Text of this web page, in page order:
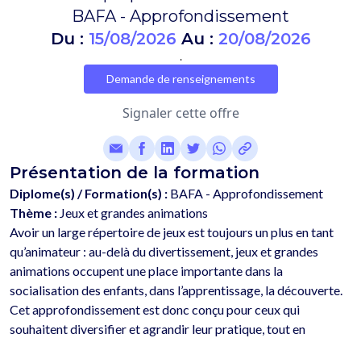
BAFA - Approfondissement
Du : 15/08/2026 Au : 20/08/2026
.
Demande de renseignements
Signaler cette offre
Présentation de la formation
Diplome(s) / Formation(s) : BAFA - Approfondissement
Thème : Jeux et grandes animations
Avoir un large répertoire de jeux est toujours un plus en tant
qu’animateur : au-delà du divertissement, jeux et grandes
animations occupent une place importante dans la
socialisation des enfants, dans l’apprentissage, la découverte.
Cet approfondissement est donc conçu pour ceux qui
souhaitent diversifier et agrandir leur pratique, tout en